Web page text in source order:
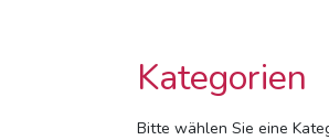
Kategorien
Bitte wählen Sie eine